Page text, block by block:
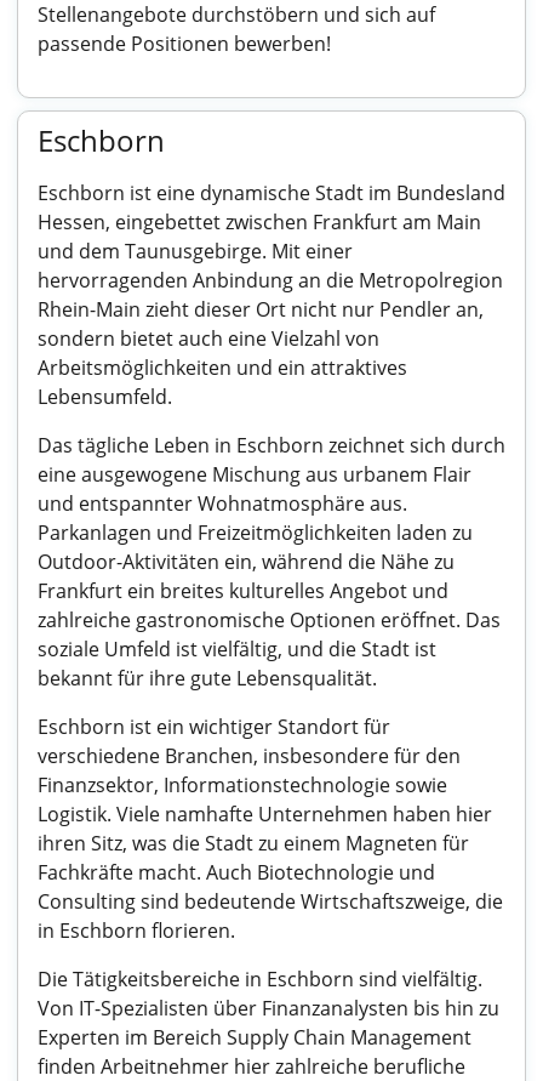
Stellenangebote durchstöbern und sich auf
passende Positionen bewerben!
Eschborn
Eschborn ist eine dynamische Stadt im Bundesland
Hessen, eingebettet zwischen Frankfurt am Main
und dem Taunusgebirge. Mit einer
hervorragenden Anbindung an die Metropolregion
Rhein-Main zieht dieser Ort nicht nur Pendler an,
sondern bietet auch eine Vielzahl von
Arbeitsmöglichkeiten und ein attraktives
Lebensumfeld.
Das tägliche Leben in Eschborn zeichnet sich durch
eine ausgewogene Mischung aus urbanem Flair
und entspannter Wohnatmosphäre aus.
Parkanlagen und Freizeitmöglichkeiten laden zu
Outdoor-Aktivitäten ein, während die Nähe zu
Frankfurt ein breites kulturelles Angebot und
zahlreiche gastronomische Optionen eröffnet. Das
soziale Umfeld ist vielfältig, und die Stadt ist
bekannt für ihre gute Lebensqualität.
Eschborn ist ein wichtiger Standort für
verschiedene Branchen, insbesondere für den
Finanzsektor, Informationstechnologie sowie
Logistik. Viele namhafte Unternehmen haben hier
ihren Sitz, was die Stadt zu einem Magneten für
Fachkräfte macht. Auch Biotechnologie und
Consulting sind bedeutende Wirtschaftszweige, die
in Eschborn florieren.
Die Tätigkeitsbereiche in Eschborn sind vielfältig.
Von IT-Spezialisten über Finanzanalysten bis hin zu
Experten im Bereich Supply Chain Management
finden Arbeitnehmer hier zahlreiche berufliche